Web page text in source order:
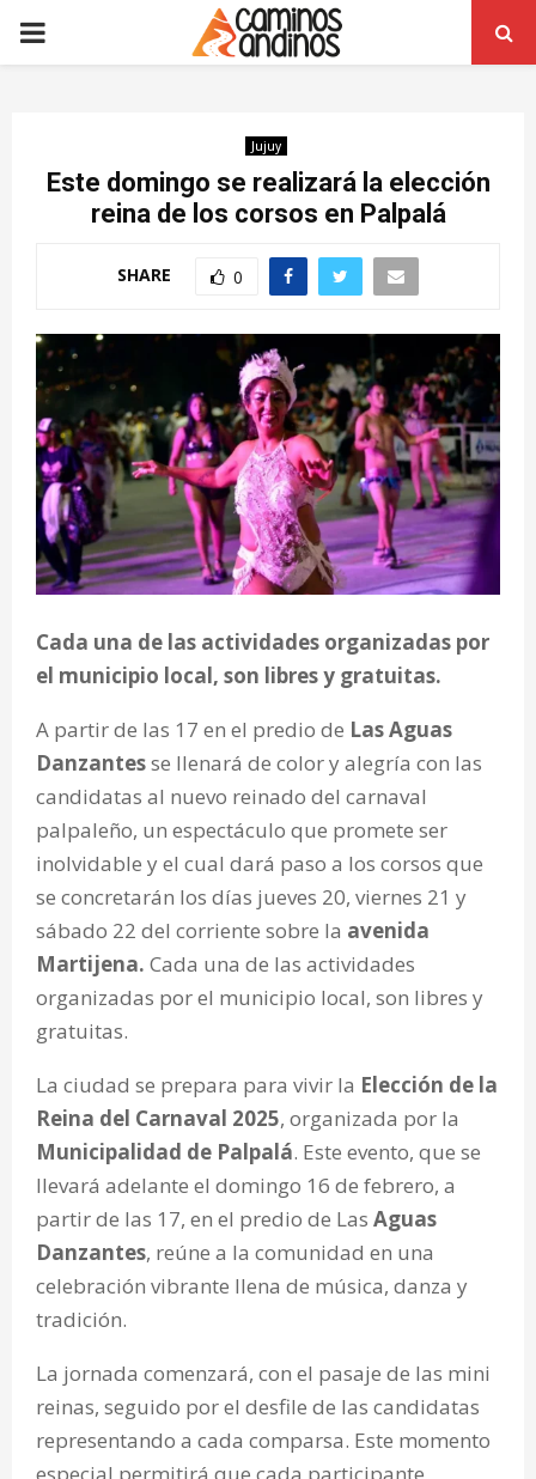
PRIMARY
Jujuy
Este domingo se realizará la elección
reina de los corsos en Palpalá
SHARE 0
Cada una de las actividades organizadas por
el municipio local, son libres y gratuitas.
A partir de las 17 en el predio de Las Aguas
Danzantesse llenará de color y alegría con las
candidatas al nuevo reinado del carnaval
palpaleño, un espectáculo que promete ser
inolvidable y el cual dará paso a los corsos que
se concretarán los días jueves 20, viernes 21 y
sábado 22 del corriente sobre la avenida
Martijena. Cada una de las actividades
organizadas por el municipio local, son libres y
gratuitas.
La ciudad se prepara para vivir la Elección de la
Reina del Carnaval 2025, organizada por la
Municipalidad de Palpalá. Este evento, que se
llevará adelante el domingo 16 de febrero, a
partir de las 17, en el predio de Las Aguas
Danzantes, reúne a la comunidad en una
celebración vibrante llena de música, danza y
tradición.
La jornada comenzará, con el pasaje de las mini
reinas, seguido por el desfile de las candidatas
representando a cada comparsa. Este momento
especial permitirá que cada participante